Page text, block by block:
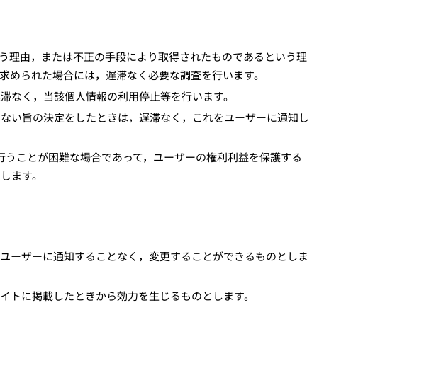
理由，または不正の手段により取得されたものであるという理
られた場合には，遅滞なく必要な調査を行います。
く，当該個人情報の利用停止等を行います。
い旨の決定をしたときは，遅滞なく，これをユーザーに通知し
ことが困難な場合であって，ユーザーの権利利益を保護する
ます。
ーザーに通知することなく，変更することができるものとしま
トに掲載したときから効力を生じるものとします。